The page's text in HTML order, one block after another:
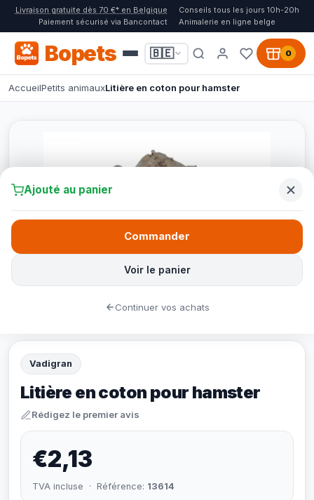
Livraison gratuite dès 70 €* en Belgique
Conseils tous les jours 10h-20h
Paiement sécurisé via Bancontact
Animalerie en ligne belge
Bopets 🇧🇪 0
AccueilPetits animauxLitière en coton pour hamster
Vadigran
Litière en coton pour hamster
Rédigez le premier avis
€2,13
TVA incluse · Référence: 13614
Ajouté au panier
Voir le panier
Commander
Continuer vos achats